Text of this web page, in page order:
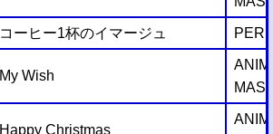
コーヒー1杯のイマージュ
My Wish
Happy Christmas